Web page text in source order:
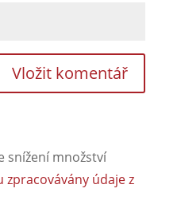
snížení množství
zpracovávány údaje z